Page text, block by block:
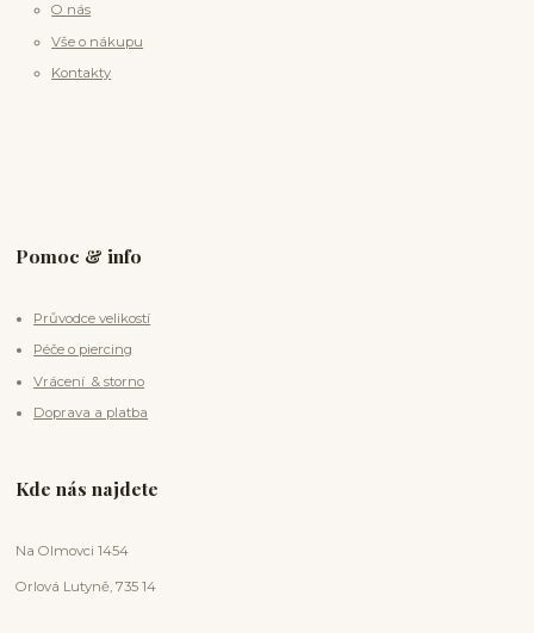
O nás
Vše o nákupu
Kontakty
Pomoc & info
Průvodce velikostí
Péče o piercing
Vrácení & storno
Doprava a platba
Kde nás najdete
Na Olmovci 1454
Orlová Lutyně, 735 14